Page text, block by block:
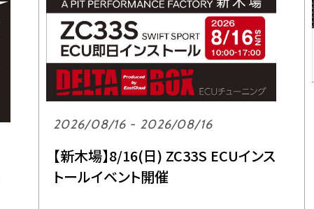
2026/08/16 - 2026/08/16
【新木場】8/16(日) ZC33S ECUインス
トールイベント開催